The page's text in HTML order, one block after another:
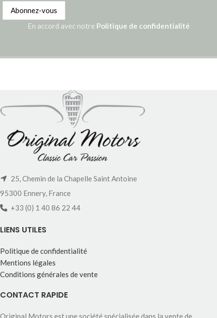
En accord avec notre Politique de confidentialité
25, Chemin de la Chapelle Saint Antoine
95300 Ennery, France
+33 (0) 1 40 86 22 44
LIENS UTILES
Politique de confidentialité
Mentions légales
Conditions générales de vente
CONTACT RAPIDE
Original Motors est une société spécialisée dans la vente de